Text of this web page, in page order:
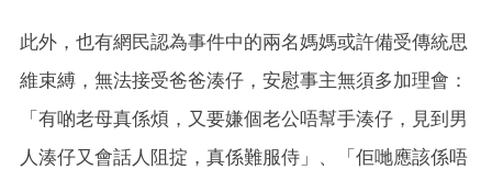
此外，也有網民認為事件中的兩名媽媽或許備受傳統思
維束縛，無法接受爸爸湊仔，安慰事主無須多加理會：
「有啲老母真係煩，又要嫌個老公唔幫手湊仔，見到男
人湊仔又會話人阻掟，真係難服侍」、「佢哋應該係唔